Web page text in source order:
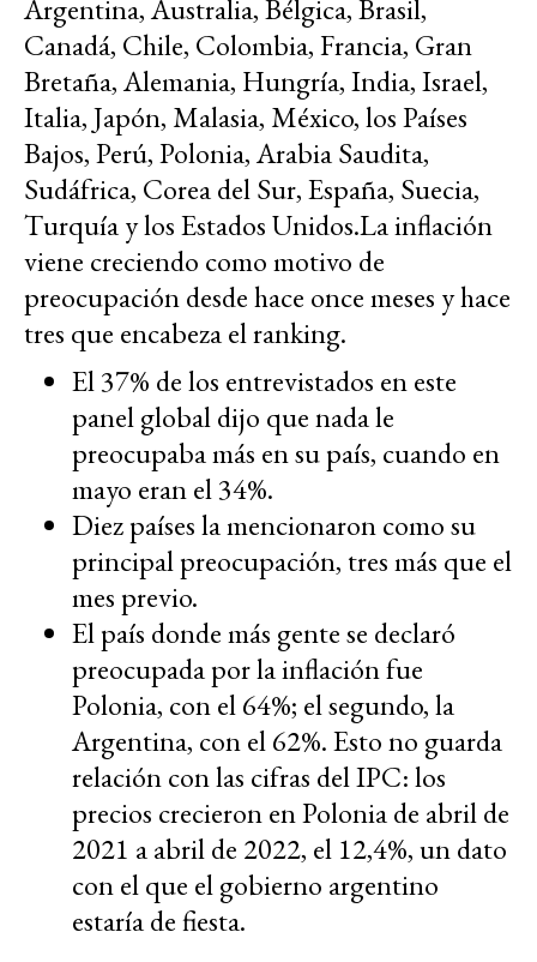
Argentina, Australia, Bélgica, Brasil,
Canadá, Chile, Colombia, Francia, Gran
Bretaña, Alemania, Hungría, India, Israel,
Italia, Japón, Malasia, México, los Países
Bajos, Perú, Polonia, Arabia Saudita,
Sudáfrica, Corea del Sur, España, Suecia,
Turquía y los Estados Unidos.La inflación
viene creciendo como motivo de
preocupación desde hace once meses y hace
tres que encabeza el ranking.
El 37% de los entrevistados en este
panel global dijo que nada le
preocupaba más en su país, cuando en
mayo eran el 34%.
Diez países la mencionaron como su
principal preocupación, tres más que el
mes previo.
El país donde más gente se declaró
preocupada por la inflación fue
Polonia, con el 64%; el segundo, la
Argentina, con el 62%. Esto no guarda
relación con las cifras del IPC: los
precios crecieron en Polonia de abril de
2021 a abril de 2022, el 12,4%, un dato
con el que el gobierno argentino
estaría de fiesta.